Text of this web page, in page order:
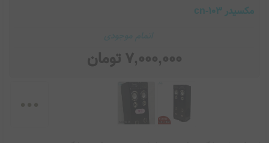
مکسیدر cn-103
7,000,000 تومان